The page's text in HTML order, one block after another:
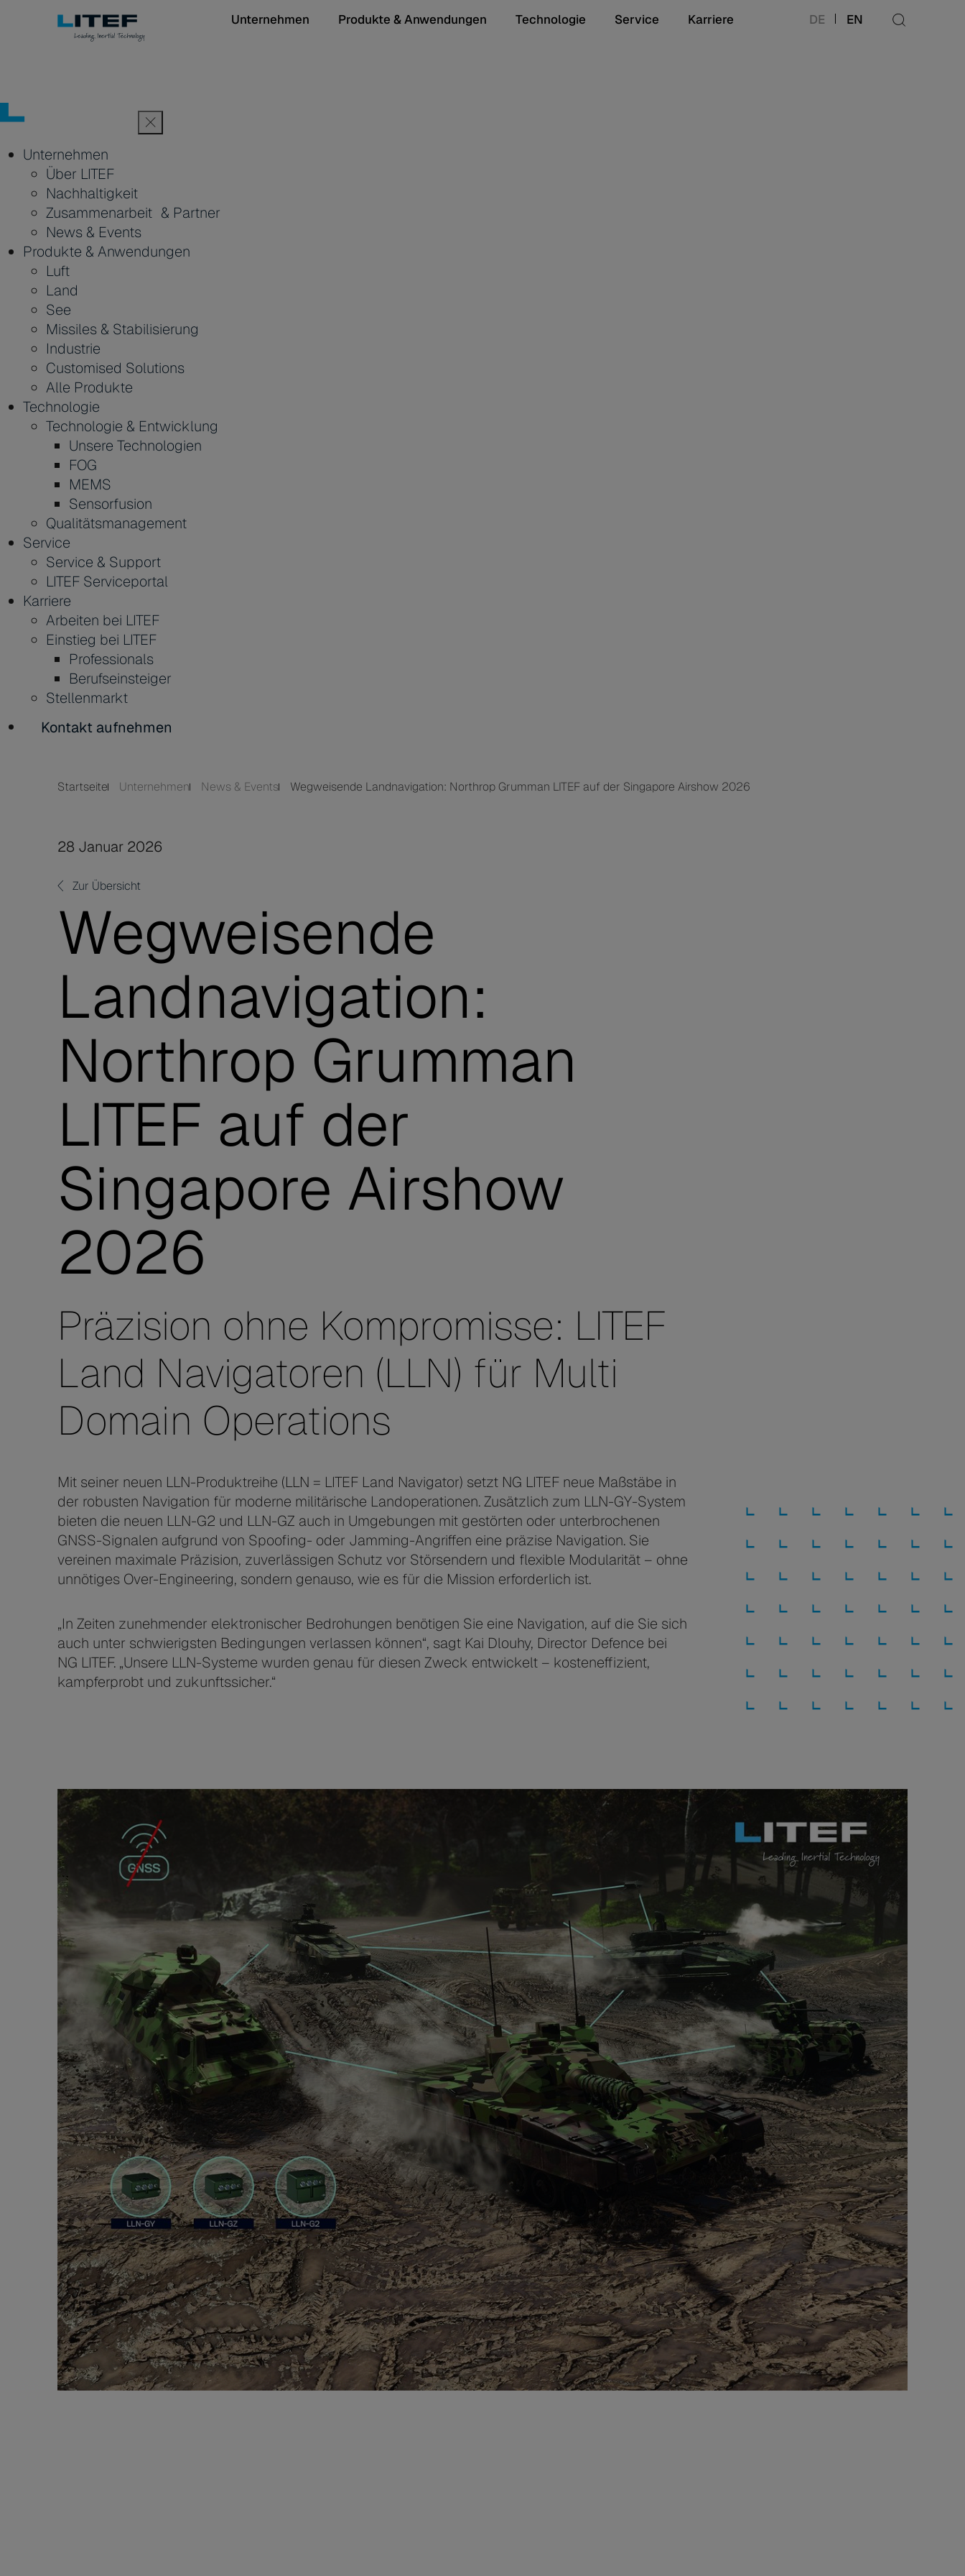
Unternehmen Produkte & Anwendungen Technologie Service Karriere DE EN
Unternehmen
Über LITEF
Nachhaltigkeit
Zusammenarbeit & Partner
News & Events
Produkte & Anwendungen
Luft
Land
See
Missiles & Stabilisierung
Industrie
Customised Solutions
Alle Produkte
Technologie
Technologie & Entwicklung
Unsere Technologien
FOG
MEMS
Sensorfusion
Qualitätsmanagement
Service
Service & Support
LITEF Serviceportal
Karriere
Arbeiten bei LITEF
Einstieg bei LITEF
Professionals
Berufseinsteiger
Stellenmarkt
Kontakt aufnehmen
Startseite Unternehmen News & Events Wegweisende Landnavigation: Northrop Grumman LITEF auf der Singapore Airshow 2026
28 Januar 2026
Zur Übersicht
Wegweisende
Landnavigation:
Northrop Grumman
LITEF auf der
Singapore Airshow
2026
Präzision ohne Kompromisse: LITEF
Land Navigatoren (LLN) für Multi
Domain Operations
Mit seiner neuen LLN-Produktreihe (LLN = LITEF Land Navigator) setzt NG LITEF neue Maßstäbe in
der robusten Navigation für moderne militärische Landoperationen. Zusätzlich zum LLN-GY-System
bieten die neuen LLN-G2 und LLN-GZ auch in Umgebungen mit gestörten oder unterbrochenen
GNSS-Signalen aufgrund von Spoofing- oder Jamming-Angriffen eine präzise Navigation. Sie
vereinen maximale Präzision, zuverlässigen Schutz vor Störsendern und flexible Modularität – ohne
unnötiges Over-Engineering, sondern genauso, wie es für die Mission erforderlich ist.
„In Zeiten zunehmender elektronischer Bedrohungen benötigen Sie eine Navigation, auf die Sie sich
auch unter schwierigsten Bedingungen verlassen können“, sagt Kai Dlouhy, Director Defence bei
NG LITEF. „Unsere LLN-Systeme wurden genau für diesen Zweck entwickelt – kosteneffizient,
kampferprobt und zukunftssicher.“